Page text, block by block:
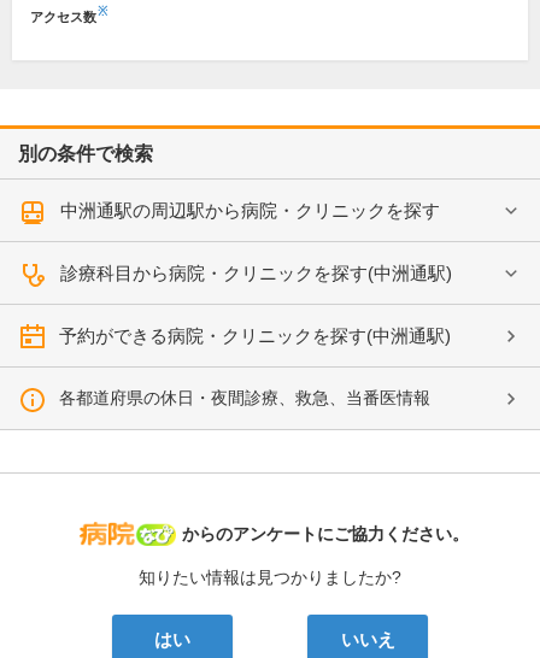
アクセス数※
別の条件で検索
中洲通駅の周辺駅から病院・クリニックを探す
診療科目から病院・クリニックを探す(中洲通駅)
予約ができる病院・クリニックを探す(中洲通駅)
各都道府県の休日・夜間診療、救急、当番医情報
病院なび
からのアンケートにご協力ください。
知りたい情報は見つかりましたか?
はい いいえ